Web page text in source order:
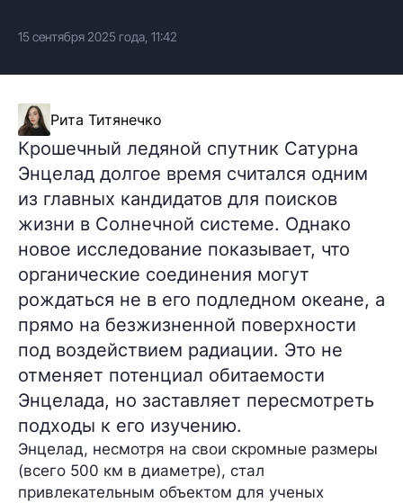
15 сентября 2025 года, 11:42
Рита Титянечко
Крошечный ледяной спутник Сатурна
Энцелад долгое время считался одним
из главных кандидатов для поисков
жизни в Солнечной системе. Однако
новое исследование показывает, что
органические соединения могут
рождаться не в его подледном океане, а
прямо на безжизненной поверхности
под воздействием радиации. Это не
отменяет потенциал обитаемости
Энцелада, но заставляет пересмотреть
подходы к его изучению.
Энцелад, несмотря на свои скромные размеры
(всего 500 км в диаметре), стал
привлекательным объектом для ученых